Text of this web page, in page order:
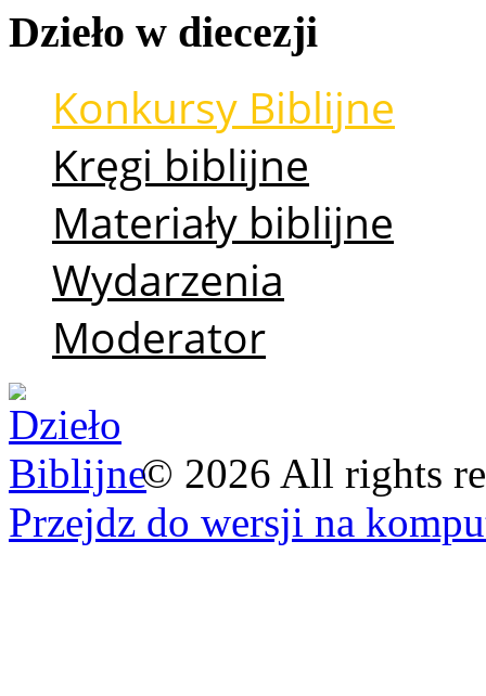
Dzieło w diecezji
Konkursy Biblijne
Kręgi biblijne
Materiały biblijne
Wydarzenia
Moderator
© 2026 All rights
Przejdz do wersji na